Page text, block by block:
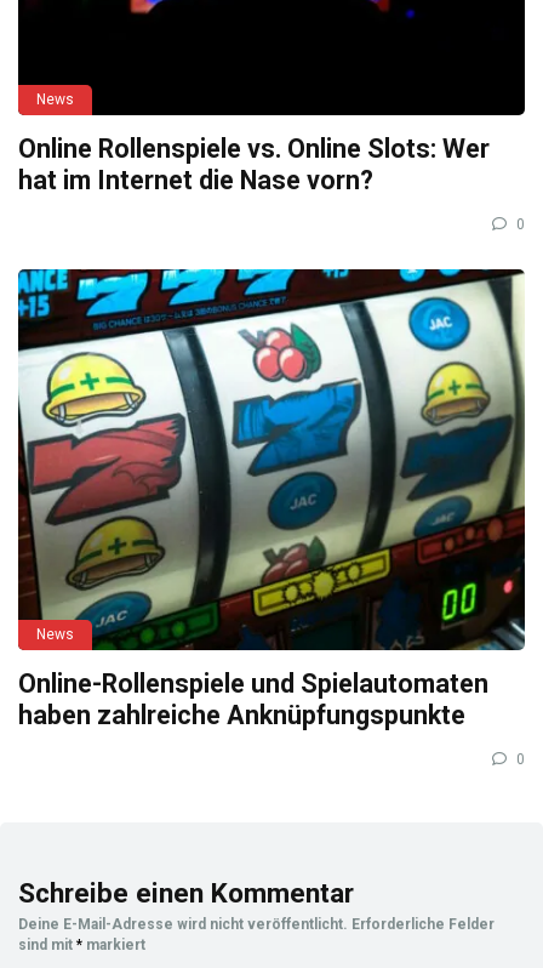
News
Online Rollenspiele vs. Online Slots: Wer
hat im Internet die Nase vorn?
0
News
Online-Rollenspiele und Spielautomaten
haben zahlreiche Anknüpfungspunkte
0
Schreibe einen Kommentar
Deine E-Mail-Adresse wird nicht veröffentlicht. Erforderliche Felder
sind mit * markiert